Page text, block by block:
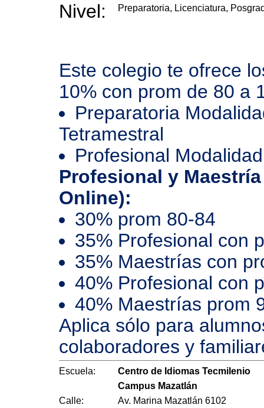
Nivel: Preparatoria, Licenciatura,
Este colegio te ofrece
10% con prom de 80 a
Preparatoria
Tetramestral
Profesional
Profesional y
Online):
30% prom 80-84
35% Profesional con
35% Maestrías con
40% Profesional con
40% Maestrías prom
Aplica sólo para
colaboradores y
Escuela:
Centro de Idiomas Tecmilenio
Campus Mazatlán
Calle:
Av. Marina Mazatlán 6102